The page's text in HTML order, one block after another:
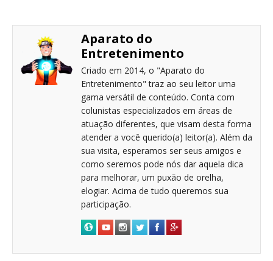
Aparato do
Entretenimento
Criado em 2014, o "Aparato do
Entretenimento" traz ao seu leitor uma
gama versátil de conteúdo. Conta com
colunistas especializados em áreas de
atuação diferentes, que visam desta forma
atender a você querido(a) leitor(a). Além da
sua visita, esperamos ser seus amigos e
como seremos pode nós dar aquela dica
para melhorar, um puxão de orelha,
elogiar. Acima de tudo queremos sua
participação.